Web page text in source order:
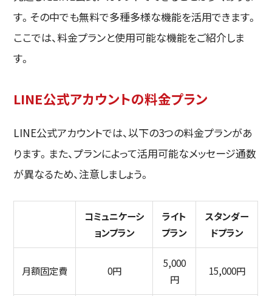
す。その中でも無料で多種多様な機能を活用できます。
ここでは、料金プランと使用可能な機能をご紹介しま
す。
LINE公式アカウントの料金プラン
LINE公式アカウントでは、以下の3つの料金プランがあ
ります。また、プランによって活用可能なメッセージ通数
が異なるため、注意しましょう。
コミュニケーシ
ョンプラン
ライト
プラン
スタンダー
ドプラン
月額固定費 0円
5,000
円
15,000円